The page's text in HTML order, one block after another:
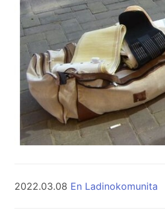
2022.03.08 En Ladinokomunita